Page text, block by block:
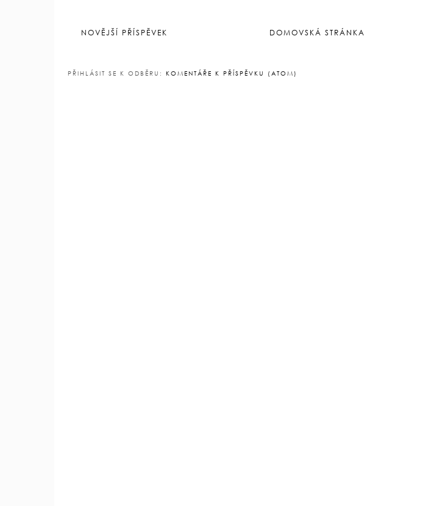
NOVĚJŠÍ PŘÍSPĚVEK DOMOVSKÁ STRÁNKA
PŘIHLÁSIT SE K ODBĚRU: KOMENTÁŘE K PŘÍSPĚVKU (ATOM)